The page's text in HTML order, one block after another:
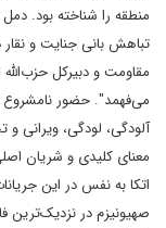
منطقه را شناخته بود.
تباهش بانی جنایت و
مقاومت و دبیرکل حزب‌الله
می‌فهمد". حضور نامشروع
آلودگی، لودگی، ویرانی
معنای کلیدی و شریان
اتکا به نفس در این
صهیونیزم در نزدیک‌ترین